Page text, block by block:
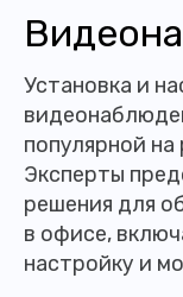
Установка и
популярной
Эксперты
решения для
в офисе,
настройку и